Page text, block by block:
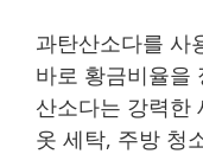
과탄산소다를 사
바로 황금비율을
산소다는 강력한
옷 세탁, 주방 청